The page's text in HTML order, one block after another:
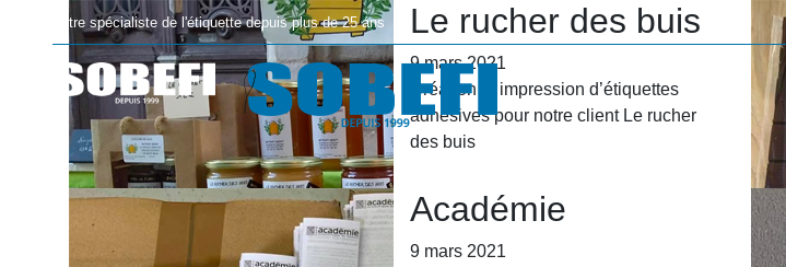
Votre spécialiste de l'étiquette depuis plus de 25 ans Le rucher des buis
9 mars 2021
Création et impression d’étiquettes
adhésives pour notre client Le rucher
des buis
Académie
9 mars 2021